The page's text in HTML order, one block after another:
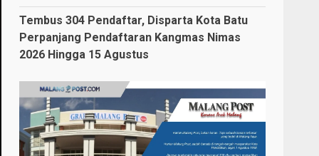
Tembus 304 Pendaftar, Disparta Kota Batu
Perpanjang Pendaftaran Kangmas Nimas
2026 Hingga 15 Agustus